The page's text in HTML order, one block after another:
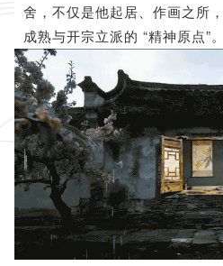
舍，不仅是他起居、作画之所
成熟与开宗立派的 “精神原点”。